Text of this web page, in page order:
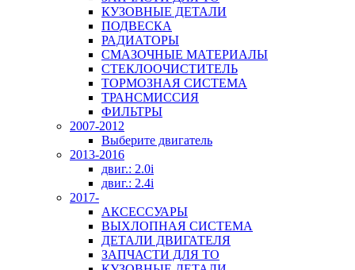
КУЗОВНЫЕ ДЕТАЛИ
ПОДВЕСКА
РАДИАТОРЫ
СМАЗОЧНЫЕ МАТЕРИАЛЫ
СТЕКЛООЧИСТИТЕЛЬ
ТОРМОЗНАЯ СИСТЕМА
ТРАНСМИССИЯ
ФИЛЬТРЫ
2007-2012
Выберите двигатель
2013-2016
двиг.: 2.0i
двиг.: 2.4i
2017-
АКСЕССУАРЫ
ВЫХЛОПНАЯ СИСТЕМА
ДЕТАЛИ ДВИГАТЕЛЯ
ЗАПЧАСТИ ДЛЯ ТО